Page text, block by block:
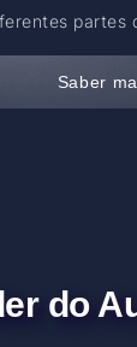
partes
Saber
do